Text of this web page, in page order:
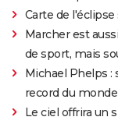
Carte de l'éclipse
Marcher est
de sport, mais
Michael Phelps :
record du monde
Le ciel offrira un